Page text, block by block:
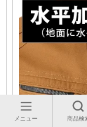
メニュー 商品検